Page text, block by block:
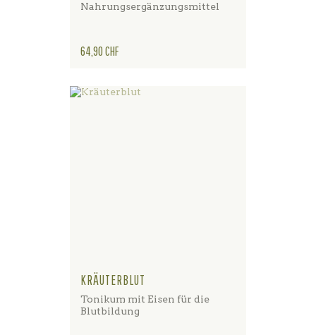
Nahrungsergänzungsmittel
Preis
64,90 CHF
KRÄUTERBLUT
Tonikum mit Eisen für die
Blutbildung